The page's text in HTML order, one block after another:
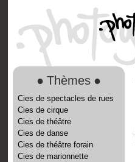
● Thèmes ●
Cies de spectacles de rues
Cies de cirque
Cies de théâtre
Cies de danse
Cies de théâtre forain
Cies de marionnette